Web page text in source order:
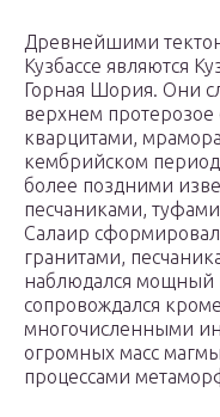
Древнейшими
Кузбассе являются
Горная Шория. Они
верхнем протерозое
кварцитами,
кембрийском
более поздними
песчаниками,
Салаир
гранитами,
наблюдался мощный
сопровождался
многочисленными
огромных масс
процессами